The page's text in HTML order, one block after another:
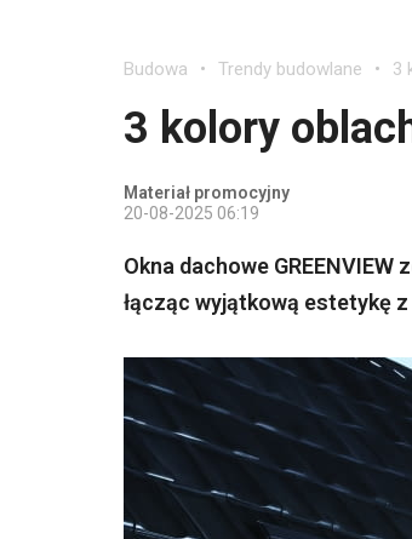
Budowa Trendy budowlane 3
3 kolory
Materiał promocyjny
20-08-2025 06:19
Okna dachowe
łącząc wyjątkową estetykę